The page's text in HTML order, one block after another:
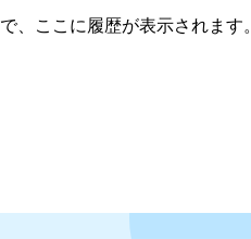
、ここに履歴が表示されます。